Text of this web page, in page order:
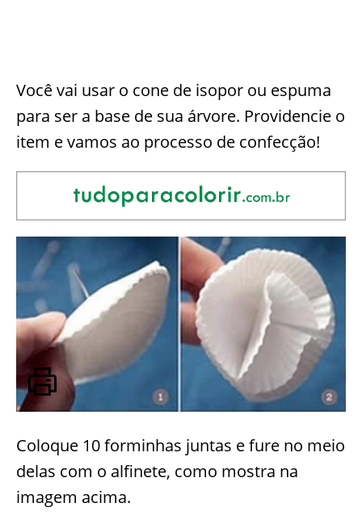
Você vai usar o cone de isopor ou espuma
para ser a base de sua árvore. Providencie o
item e vamos ao processo de confecção!
Coloque 10 forminhas juntas e fure no meio
delas com o alfinete, como mostra na
imagem acima.